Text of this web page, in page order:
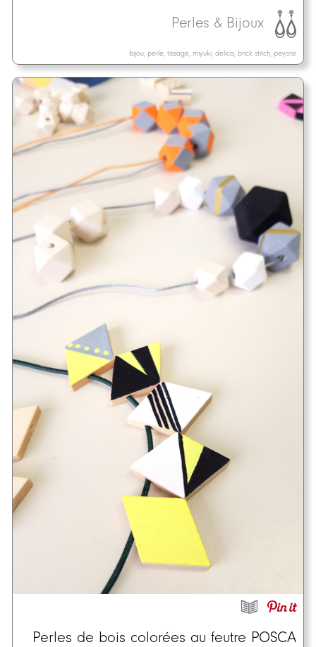
Perles & Bijoux
bijou, perle, tissage, miyuki, delica, brick stitch, peyote
Perles de bois colorées au feutre POSCA